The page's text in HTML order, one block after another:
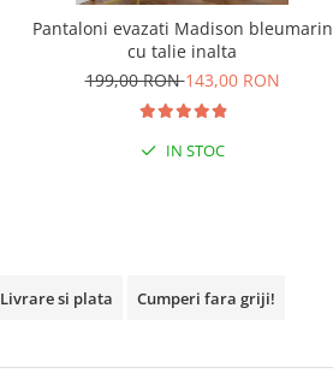
Pantaloni evazati Madison bleumarin
cu talie inalta
199,00 RON143,00 RON
IN STOC
Livrare si plata Cumperi fara griji!